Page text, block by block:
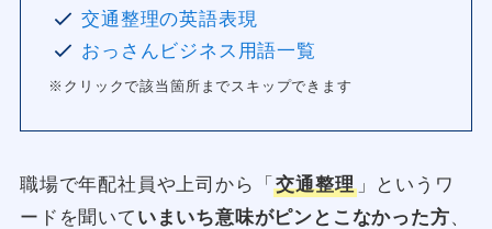
交通整理の英語表現
おっさんビジネス用語一覧
※クリックで該当箇所までスキップできます
職場で年配社員や上司から「交通整理」というワ
ードを聞いて いまいち意味がピンとこなかった方、